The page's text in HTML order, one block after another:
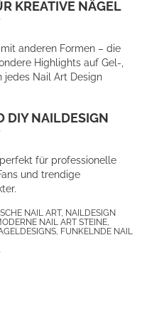
KREATIVE NÄGEL
anderen Formen – die
Highlights auf Gel-,
Nail Art Design
DIY NAILDESIGN
für professionelle
und trendige
NAIL ART, NAILDESIGN
NAIL ART STEINE,
FUNKELNDE NAIL